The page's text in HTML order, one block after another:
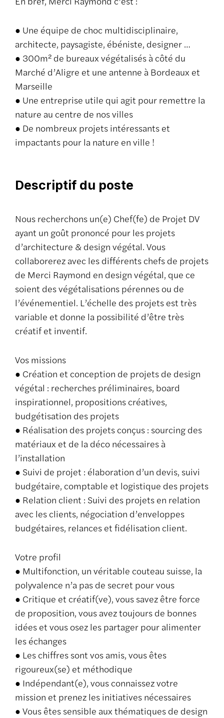
● Une équipe de choc multidisciplinaire,
architecte, paysagiste, ébéniste, designer …
● 300m² de bureaux végétalisés à côté du
Marché d’Aligre et une antenne à Bordeaux et
Marseille
● Une entreprise utile qui agit pour remettre la
nature au centre de nos villes
● De nombreux projets intéressants et
impactants pour la nature en ville !
Descriptif du poste
Nous recherchons un(e) Chef(fe) de Projet DV
ayant un goût prononcé pour les projets
d’architecture & design végétal. Vous
collaborerez avec les différents chefs de projets
de Merci Raymond en design végétal, que ce
soient des végétalisations pérennes ou de
l’événementiel. L’échelle des projets est très
variable et donne la possibilité d’être très
créatif et inventif.
Vos missions
● Création et conception de projets de design
végétal : recherches préliminaires, board
inspirationnel, propositions créatives,
budgétisation des projets
● Réalisation des projets conçus : sourcing des
matériaux et de la déco nécessaires à
l’installation
● Suivi de projet : élaboration d’un devis, suivi
budgétaire, comptable et logistique des projets
● Relation client : Suivi des projets en relation
avec les clients, négociation d’enveloppes
budgétaires, relances et fidélisation client.
Votre profil
● Multifonction, un véritable couteau suisse, la
polyvalence n’a pas de secret pour vous
● Critique et créatif(ve), vous savez être force
de proposition, vous avez toujours de bonnes
idées et vous osez les partager pour alimenter
les échanges
● Les chiffres sont vos amis, vous êtes
rigoureux(se) et méthodique
● Indépendant(e), vous connaissez votre
mission et prenez les initiatives nécessaires
● Vous êtes sensible aux thématiques de design